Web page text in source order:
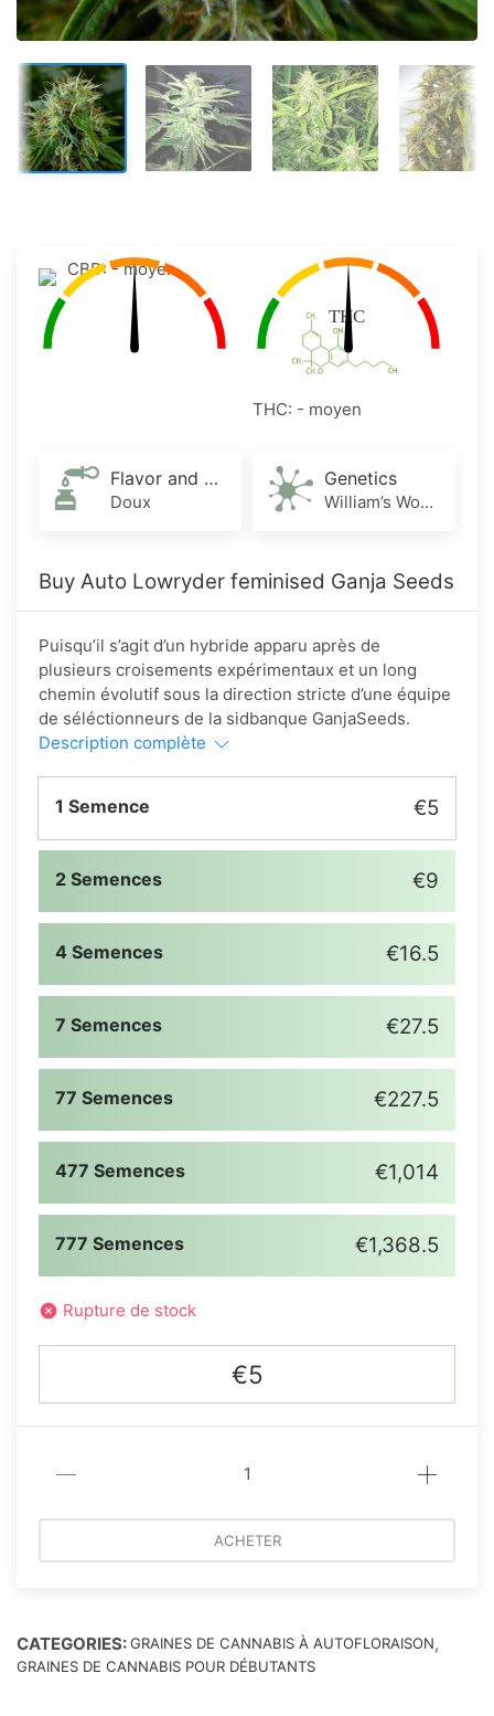
CBD: - moyen
THC: - moyen
Flavor and Aroma
Doux
Genetics
William’s Wonder x Northern Lights x Ruderalis
Buy Auto Lowryder feminised Ganja Seeds
Puisqu’il s’agit d’un hybride apparu après de
plusieurs croisements expérimentaux et un long
chemin évolutif sous la direction stricte d’une équipe
de séléctionneurs de la sidbanque GanjaSeeds.
Description complète
1 Semence €5
2 Semences €9
4 Semences €16.5
7 Semences €27.5
77 Semences €227.5
477 Semences €1,014
777 Semences €1,368.5
Rupture de stock
€5
ACHETER
CATEGORIES:GRAINES DE CANNABIS À AUTOFLORAISON,
GRAINES DE CANNABIS POUR DÉBUTANTS